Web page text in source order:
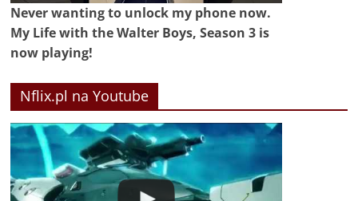
Never wanting to unlock my phone now.
My Life with the Walter Boys, Season 3 is
now playing!
Nflix.pl na Youtube